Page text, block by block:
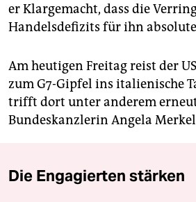
er Klargemacht, dass die
Handelsdefizits für ihn
Am heutigen Freitag reist der
zum G7-Gipfel ins italienische
trifft dort unter anderem
Bundeskanzlerin Angela
Die Engagierten stärken